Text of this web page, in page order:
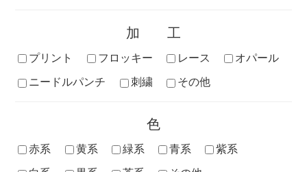
加工
プリント フロッキー レース
オパール
ニードルパンチ
刺繍 その他
色
赤系 黄系 緑系 青系
紫系